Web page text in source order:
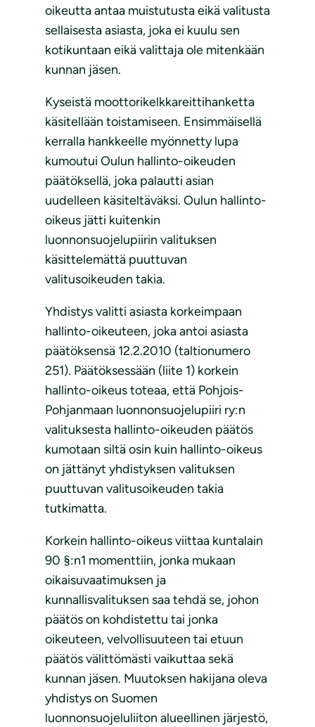
oikeutta antaa muistutusta eikä valitusta
sellaisesta asiasta, joka ei kuulu sen
kotikuntaan eikä valittaja ole mitenkään
kunnan jäsen.
Kyseistä moottorikelkkareittihanketta
käsitellään toistamiseen. Ensimmäisellä
kerralla hankkeelle myönnetty lupa
kumoutui Oulun hallinto-oikeuden
päätöksellä, joka palautti asian
uudelleen käsiteltäväksi. Oulun hallinto-
oikeus jätti kuitenkin
luonnonsuojelupiirin valituksen
käsittelemättä puuttuvan
valitusoikeuden takia.
Yhdistys valitti asiasta korkeimpaan
hallinto-oikeuteen, joka antoi asiasta
päätöksensä 12.2.2010 (taltionumero
251). Päätöksessään (liite 1) korkein
hallinto-oikeus toteaa, että Pohjois-
Pohjanmaan luonnonsuojelupiiri ry:n
valituksesta hallinto-oikeuden päätös
kumotaan siltä osin kuin hallinto-oikeus
on jättänyt yhdistyksen valituksen
puuttuvan valitusoikeuden takia
tutkimatta.
Korkein hallinto-oikeus viittaa kuntalain
90 §:n1 momenttiin, jonka mukaan
oikaisuvaatimuksen ja
kunnallisvalituksen saa tehdä se, johon
päätös on kohdistettu tai jonka
oikeuteen, velvollisuuteen tai etuun
päätös välittömästi vaikuttaa sekä
kunnan jäsen. Muutoksen hakijana oleva
yhdistys on Suomen
luonnonsuojeluliiton alueellinen järjestö,